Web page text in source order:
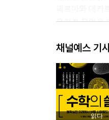
우리가 무엇을
3강 확률론의
하이드파크에
테러를 막는
4강 답이 없어
대표자를 뽑는
채널예스 기
읽다